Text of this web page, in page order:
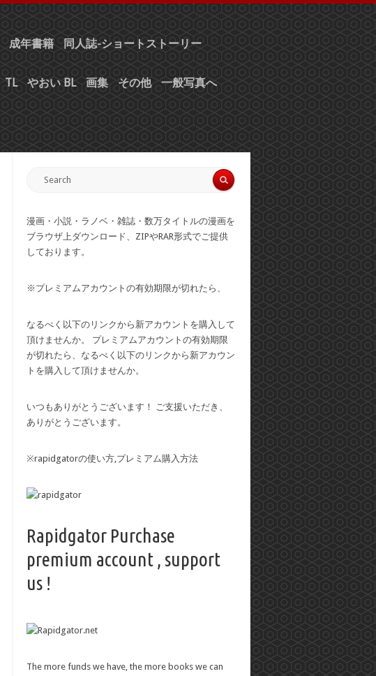
成年書籍 同人誌-ショートストーリー
TL やおい BL 画集 その他 一般写真へ
漫画・小説・ラノベ・雑誌・数万タイトルの漫画を
ブラウザ上ダウンロード、ZIPやRAR形式でご提供
しております。
※プレミアムアカウントの有効期限が切れたら、
なるべく以下のリンクから新アカウントを購入して
頂けませんか。 プレミアムアカウントの有効期限
が切れたら、なるべく以下のリンクから新アカウン
トを購入して頂けませんか。
いつもありがとうございます！ ご支援いただき、
ありがとうございます。
※rapidgatorの使い方,プレミアム購入方法
Rapidgator Purchase
premium account , support
us !
The more funds we have, the more books we can